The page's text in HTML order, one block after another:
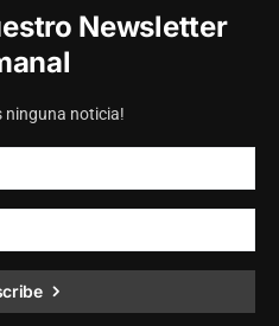
Newsletter
ninguna noticia!